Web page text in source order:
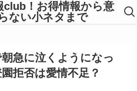
club！お得情報から意
ない小ネタまで
急に泣くようになっ
拒否は愛情不足？